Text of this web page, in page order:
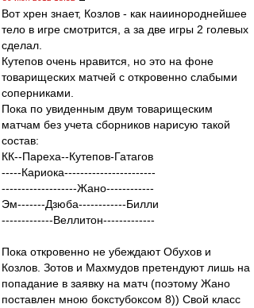
Вот хрен знает, Козлов - как наиинороднейшее
тело в игре смотрится, а за две игры 2 голевых
сделал.
Кутепов очень нравится, но это на фоне
товарищеских матчей с откровенно слабыми
соперниками.
Пока по увиденным двум товарищеским
матчам без учета сборников нарисую такой
состав:
КК--Пареха--Кутепов-Гатагов
-----Кариока-----------------------
-------------------Жано------------
Эм-------Дзюба------------Билли
-------------Веллитон-------------
Пока откровенно не убеждают Обухов и
Козлов. Зотов и Махмудов претендуют лишь на
попадание в заявку на матч (поэтому Жано
поставлен мною бокстубоксом 8)) Свой класс